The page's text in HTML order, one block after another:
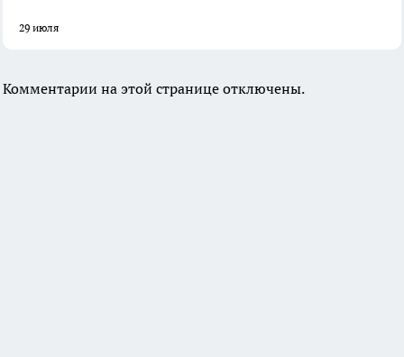
29 июля
Комментарии на этой странице отключены.